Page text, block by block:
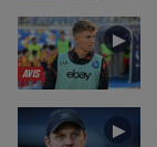
AVIS
►
►